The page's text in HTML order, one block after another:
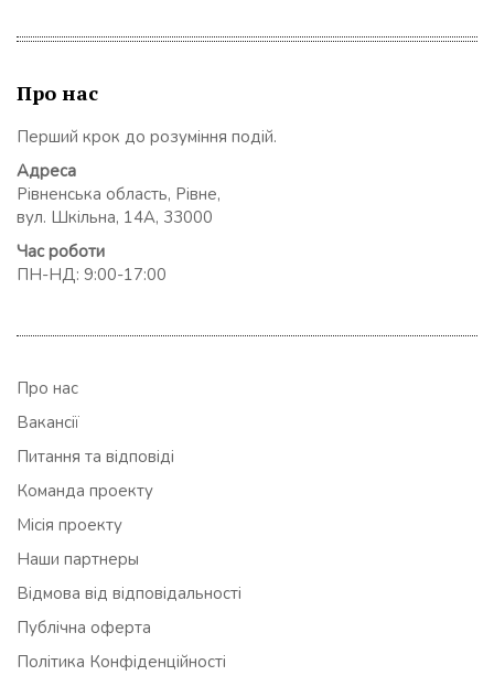
Про нас
Перший крок до розуміння подій.
Адреса
Рівненська область, Рівне,
вул. Шкільна, 14А, 33000
Час роботи
ПН-НД: 9:00-17:00
Про нас
Вакансії
Питання та відповіді
Команда проекту
Місія проекту
Наши партнеры
Відмова від відповідальності
Публічна оферта
Політика Конфіденційності